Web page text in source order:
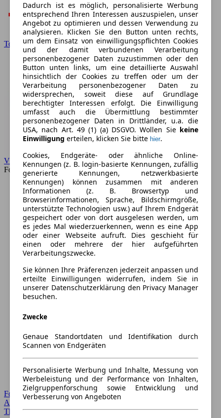
Toyota
VW
Forum
Forum Startseite
Alle Auto-Foren
Themen-Forum
Dadurch ist es möglich, personalisierte Werbung
entsprechend Ihren Interessen auszuspielen, unser
Angebot zu optimieren und dessen Verwendung zu
analysieren. Klicken Sie den Button unten rechts,
um dem Einsatz von einwilligungspflichten Cookies
und der damit verbundenen Verarbeitung
personenbezogener Daten zuzustimmen oder den
Button unten links, um eine detaillierte Auswahl
hinsichtlich der Cookies zu treffen oder um der
Verarbeitung personenbezogener Daten zu
widersprechen, soweit diese auf Grundlage
berechtigter Interessen erfolgt. Die Einwilligung
umfasst auch die Übermittlung bestimmter
personenbezogener Daten in Drittländer, u.a. die
USA, nach Art. 49 (1) (a) DSGVO. Wollen Sie keine
Einwilligung erteilen, klicken Sie bitte hier.
Cookies, Endgeräte- oder ähnliche Online-
Kennungen (z. B. login-basierte Kennungen, zufällig
generierte Kennungen, netzwerkbasierte
Kennungen) können zusammen mit anderen
Informationen (z. B. Browsertyp und
Browserinformationen, Sprache, Bildschirmgröße,
unterstützte Technologien usw.) auf Ihrem Endgerät
gespeichert oder von dort ausgelesen werden, um
es jedes Mal wiederzuerkennen, wenn es eine App
oder einer Webseite aufruft. Dies geschieht für
einen oder mehrere der hier aufgeführten
Verarbeitungszwecke.
Sie können Ihre Präferenzen jederzeit anpassen und
erteilte Einwilligungen widerrufen, indem Sie in
unserer Datenschutzerklärung den Privacy Manager
besuchen.
Zwecke
Genaue Standortdaten und Identifikation durch
Scannen von Endgeräten
Personalisierte Werbung und Inhalte, Messung von
Werbeleistung und der Performance von Inhalten,
Zielgruppenforschung sowie Entwicklung und
Verbesserung von Angeboten